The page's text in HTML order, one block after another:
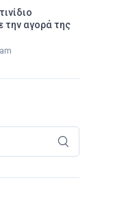
την αγορά της